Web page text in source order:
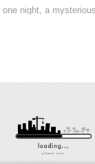
后拍摄的第二集，讲
one night, a